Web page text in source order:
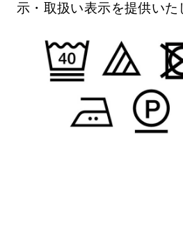
示・取扱い表示を提供いた